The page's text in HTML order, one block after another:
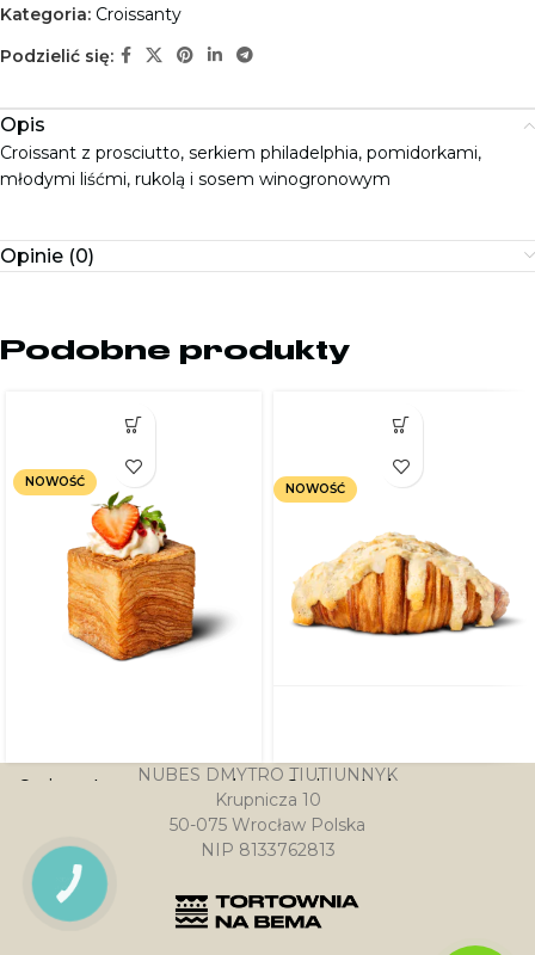
Kategoria: Croissanty
Podzielić się:
Opis
Croissant z prosciutto, serkiem philadelphia, pomidorkami,
młodymi liśćmi, rukolą i sosem winogronowym
Opinie (0)
Podobne produkty
NOWOŚĆ
Croissant z mascarpone i
10.99 zł
NOWOŚĆ
Croissant z kremem
migdałowym
17.99zł
NUBES DMYTRO TIUTIUNNYK
Krupnicza 10
50-075 Wrocław Polska
NIP 8133762813
PRZYCISK
KONTAKTU